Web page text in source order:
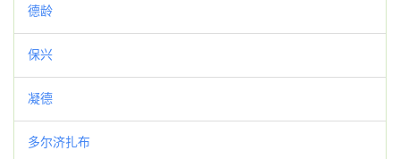
德龄
保兴
凝德
多尔济扎布